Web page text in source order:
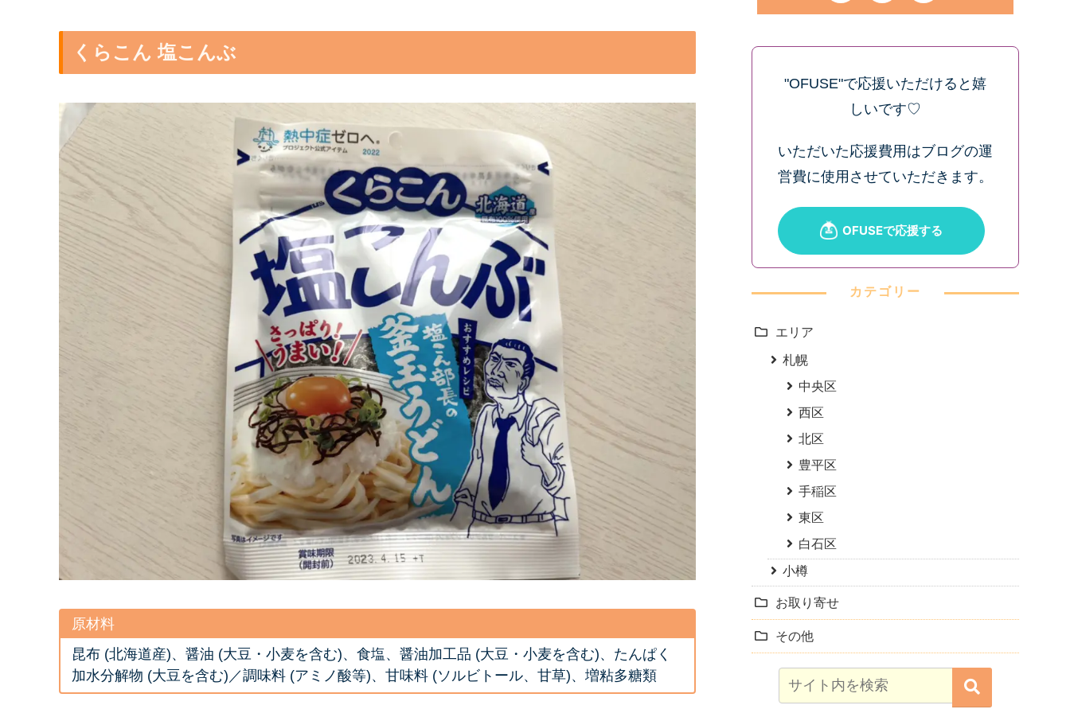
くらこん 塩こんぶ
原材料
昆布 (北海道産)、醤油 (大豆・小麦を含む)、食塩、醤油加工品 (大豆・小麦を含む)、たんぱく
加水分解物 (大豆を含む)／調味料 (アミノ酸等)、甘味料 (ソルビトール、甘草)、増粘多糖類
"OFUSE"で応援いただけると嬉
しいです♡
いただいた応援費用はブログの運
営費に使用させていただきます。
カテゴリー
エリア
札幌
中央区
西区
北区
豊平区
手稲区
東区
白石区
小樽
お取り寄せ
その他